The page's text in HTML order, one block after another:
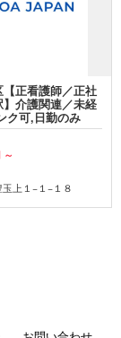
正看護師／正社
】介護関連／未経
ク可,日勤のみ
～
上１−１−１８